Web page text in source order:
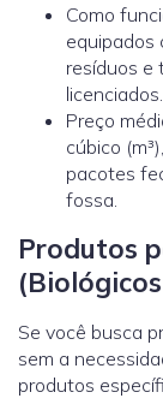
Como
equipados
resíduos e
licenciados.
Preço
cúbico
pacotes
fossa.
Produtos
Se você busca
sem a
produtos